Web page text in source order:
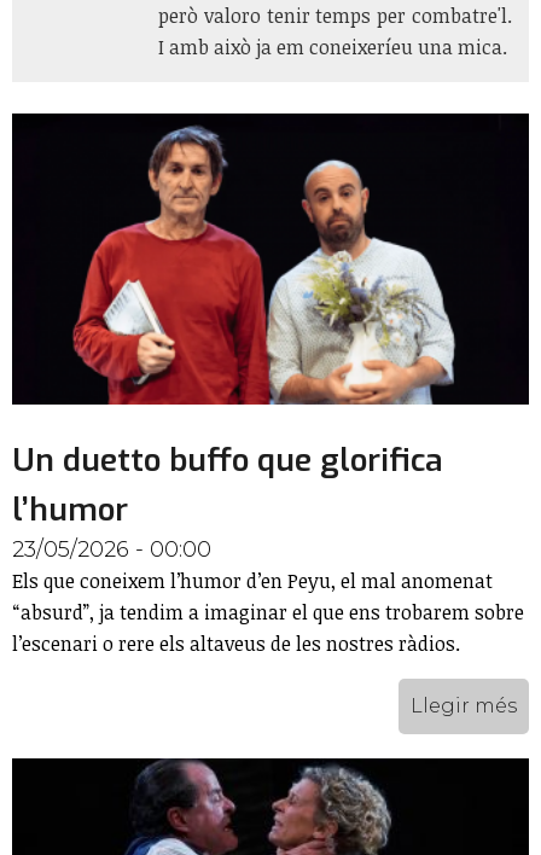
però valoro tenir temps per combatre'l.
I amb això ja em coneixeríeu una mica.
Un duetto buffo que glorifica
l’humor
23/05/2026 - 00:00
Els que coneixem l’humor d’en Peyu, el mal anomenat
“absurd”, ja tendim a imaginar el que ens trobarem sobre
l’escenari o rere els altaveus de les nostres ràdios.
Llegir més